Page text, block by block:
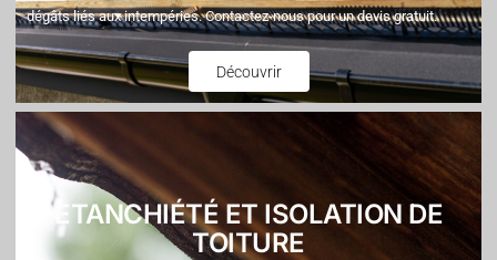
dégâts liés aux intempéries. Contactez-nous pour un devis gratuit.
Découvrir
ETANCHIÉTÉ ET ISOLATION DE
TOITURE